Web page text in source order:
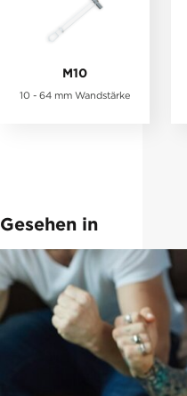
M10
10 - 64 mm Wandstärke
Gesehen in